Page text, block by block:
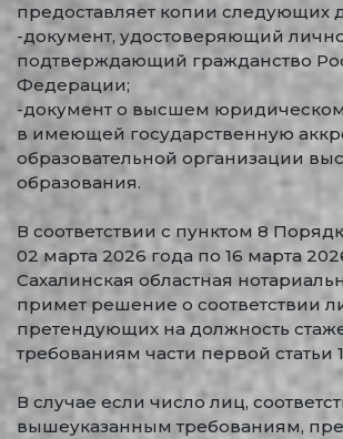
предоставляет копии следующих
-документ, удостоверяющий
подтверждающий гражданство
Федерации;
-документ о высшем
в имеющей государственную
образовательной организации
образования.
В соответствии с пунктом 8
02 марта 2026 года по 16 марта
Сахалинская областная
примет решение о соответствии
претендующих на должность
требованиям части первой статьи
В случае если число лиц,
вышеуказанным требованиям,